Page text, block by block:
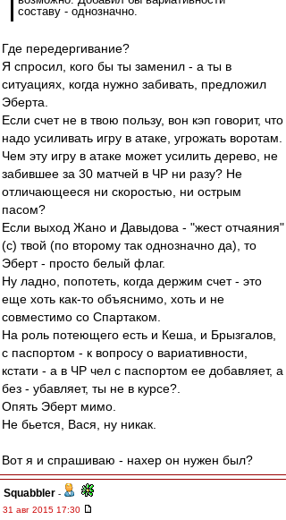
составу - однозначно.
Где передергивание?
Я спросил, кого бы ты заменил - а ты в
ситуациях, когда нужно забивать, предложил
Эберта.
Если счет не в твою пользу, вон кэп говорит, что
надо усиливать игру в атаке, угрожать воротам.
Чем эту игру в атаке может усилить дерево, не
забившее за 30 матчей в ЧР ни разу? Не
отличающееся ни скоростью, ни острым
пасом?
Если выход Жано и Давыдова - "жест отчаяния"
(с) твой (по второму так однозначно да), то
Эберт - просто белый флаг.
Ну ладно, попотеть, когда держим счет - это
еще хоть как-то объяснимо, хоть и не
совместимо со Спартаком.
На роль потеющего есть и Кеша, и Брызгалов,
с паспортом - к вопросу о вариативности,
кстати - а в ЧР чел с паспортом ее добавляет, а
без - убавляет, ты не в курсе?.
Опять Эберт мимо.
Не бьется, Вася, ну никак.
Вот я и спрашиваю - нахер он нужен был?
Squabbler -
31 авг 2015 17:30